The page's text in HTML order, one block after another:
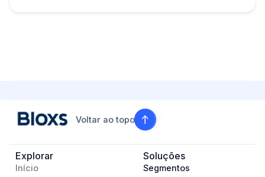
Voltar ao topo
Explorar
Início
Soluções
Segmentos